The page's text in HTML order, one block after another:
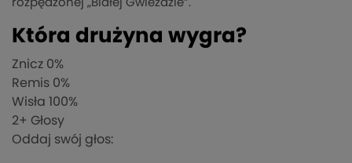
rozpędzonej „Białej Gwieździe”.
Która drużyna wygra?
Znicz 0%
Remis 0%
Wisła 100%
2+ Głosy
Oddaj swój głos: